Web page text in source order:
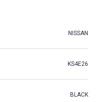
NISSAN
KS4E26
BLACK